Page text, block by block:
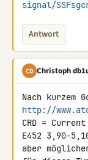
signal/
Antwort
CD Christoph
http://
CRD =
E452 3,90-
aber